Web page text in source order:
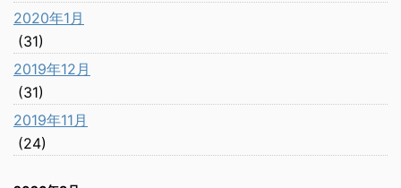
2020年1月
(31)
2019年12月
(31)
2019年11月
(24)